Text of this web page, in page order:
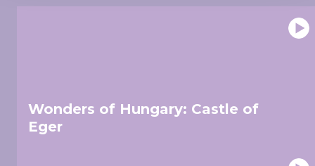
We also share information about your use of our site with
Wonders of Hungary: Castle of
Eger